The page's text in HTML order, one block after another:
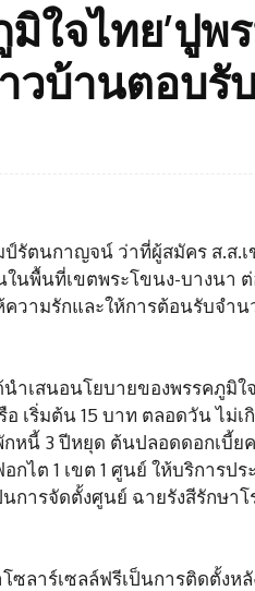
ใจไทย’ปูพ
วบ้านตอบรั
รัตนกาญจน์ ว่าที่ผู้สมัคร ส.ส.
นพื้นที่เขตพระโขนง-บางนา
วามรักและให้การต้อนรับจำ
ำเสนอนโยบายของพรรคภูมิใ
อ เริ่มต้น 15 บาท ตลอดวัน ไม่
หนี้ 3 ปีหยุด ต้นปลอดดอกเบี้ย
กไต 1 เขต 1 ศูนย์ ให้บริการ
นการจัดตั้งศูนย์ ฉายรังสีรักษา
ซลาร์เซลล์ฟรีเป็นการติดตั้งห